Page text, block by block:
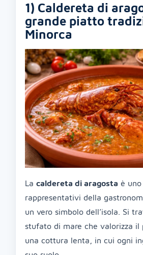
1) Caldereta di
grande piatto
Minorca
La caldereta di aragosta è
rappresentativi della
un vero simbolo dell’isola. Si
stufato di mare che valorizza il
una cottura lenta, in cui ogni